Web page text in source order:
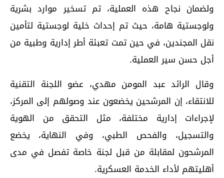
ولضمان نجاح هذه العملية، تم تسخير موارد بشرية
ولوجستية هامة، حيث تم إحداث خلية لوجستية لتأمين
نقل المجندين، في حين تمت تعبئة أطر إدارية وطبية من
أجل حسن سير العملية.
وقال الرائد عبد المومن مهدي، عضو اللجنة التقنية
للانتقاء، إن المرشحين يخضعون عند وصولهم إلى المركز،
لإجراءات إدارية مختلفة، مثل التحقق من الهوية
والتسجيل، والفحص الطبي، وفي النهاية، يخضع
المرشحون لمقابلة من قبل لجنة خاصة تفصل في مدى
أهليتهم لأداء الخدمة العسكرية.